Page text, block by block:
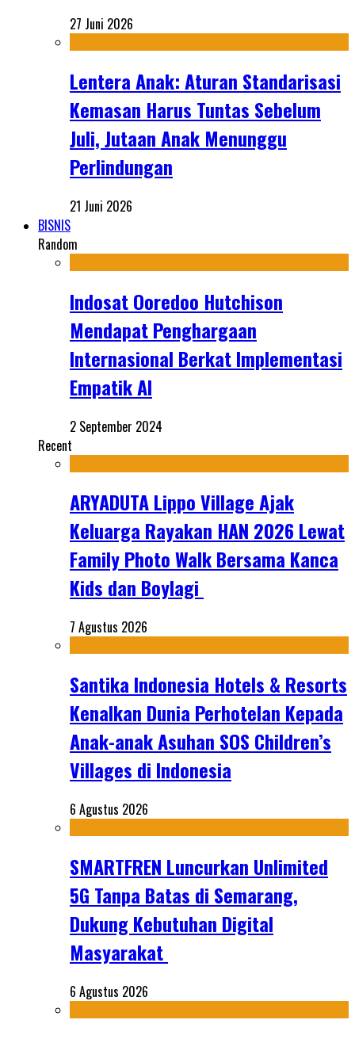
27 Juni 2026
Lentera Anak: Aturan Standarisasi
Kemasan Harus Tuntas Sebelum
Juli, Jutaan Anak Menunggu
Perlindungan
21 Juni 2026
BISNIS
Random
Indosat Ooredoo Hutchison
Mendapat Penghargaan
Internasional Berkat Implementasi
Empatik AI
2 September 2024
Recent
ARYADUTA Lippo Village Ajak
Keluarga Rayakan HAN 2026 Lewat
Family Photo Walk Bersama Kanca
Kids dan Boylagi
7 Agustus 2026
Santika Indonesia Hotels & Resorts
Kenalkan Dunia Perhotelan Kepada
Anak-anak Asuhan SOS Children’s
Villages di Indonesia
6 Agustus 2026
SMARTFREN Luncurkan Unlimited
5G Tanpa Batas di Semarang,
Dukung Kebutuhan Digital
Masyarakat
6 Agustus 2026